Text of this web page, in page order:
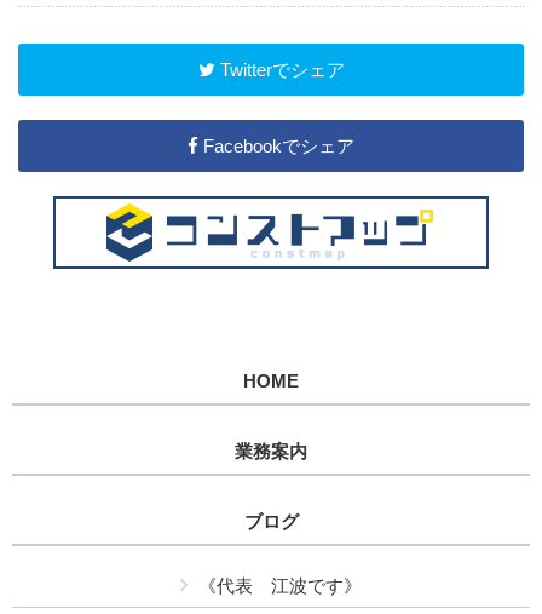
Twitterでシェア
Facebookでシェア
HOME
業務案内
ブログ
《代表 江波です》